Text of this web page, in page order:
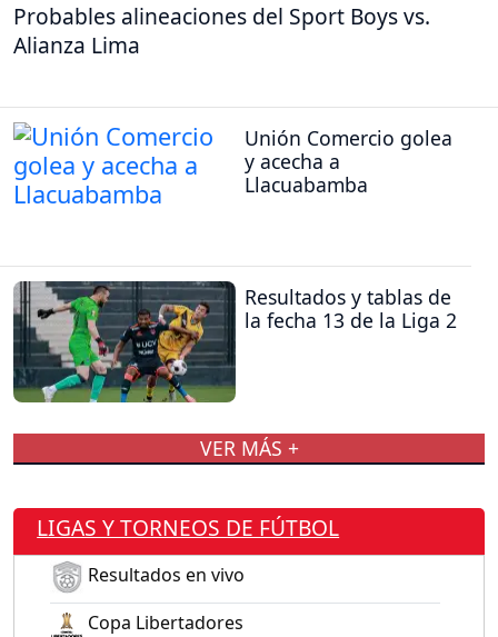
Probables alineaciones del Sport Boys vs.
Alianza Lima
Unión Comercio golea
y acecha a
Llacuabamba
Resultados y tablas de
la fecha 13 de la Liga 2
VER MÁS +
LIGAS Y TORNEOS DE FÚTBOL
Resultados en vivo
Copa Libertadores